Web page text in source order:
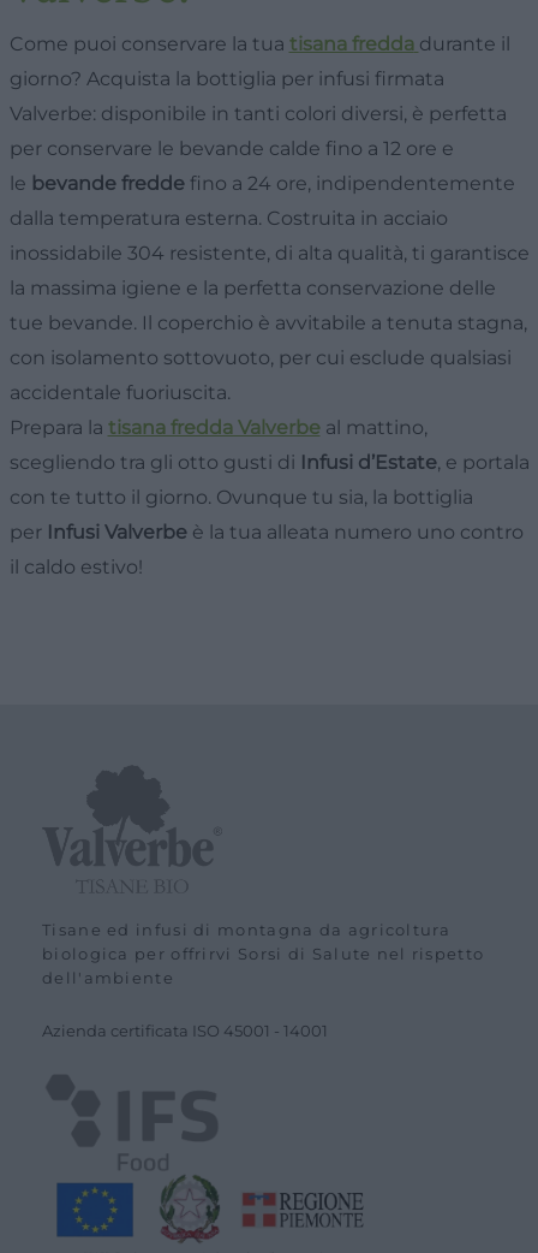
Come puoi conservare la tua tisana fredda durante il
giorno? Acquista la bottiglia per infusi firmata
Valverbe: disponibile in tanti colori diversi, è perfetta
per conservare le bevande calde fino a 12 ore e
le bevande freddefino a 24 ore, indipendentemente
dalla temperatura esterna. Costruita in acciaio
inossidabile 304 resistente, di alta qualità, ti garantisce
la massima igiene e la perfetta conservazione delle
tue bevande. Il coperchio è avvitabile a tenuta stagna,
con isolamento sottovuoto, per cui esclude qualsiasi
accidentale fuoriuscita.
Prepara la tisana fredda Valverbeal mattino,
scegliendo tra gli otto gusti di Infusi d’Estate, e portala
con te tutto il giorno. Ovunque tu sia, la bottiglia
per Infusi Valverbeè la tua alleata numero uno contro
il caldo estivo!
Tisane ed infusi di montagna da agricoltura
biologica per offrirvi Sorsi di Salute nel rispetto
dell'ambiente
Azienda certiﬁcata ISO 45001 - 14001